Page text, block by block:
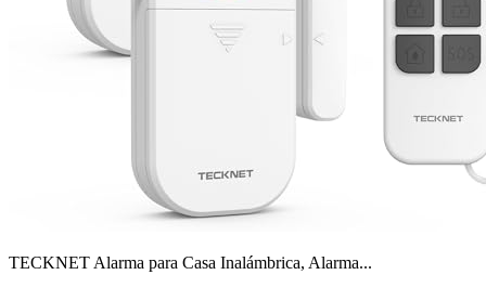
TECKNET Alarma para Casa Inalámbrica, Alarma...